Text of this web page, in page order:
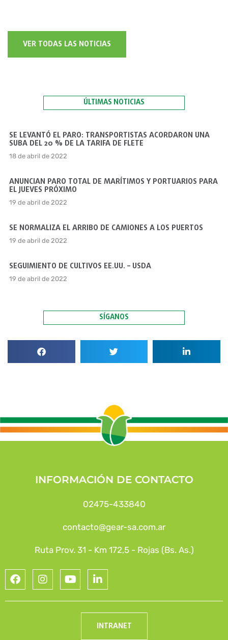
VER TODAS LAS NOTICIAS
ÚLTIMAS NOTICIAS
SE LEVANTÓ EL PARO: TRANSPORTISTAS ACORDARON UNA
SUBA DEL 20 % DE LA TARIFA DE FLETE
18 de abril de 2022
ANUNCIAN PARO TOTAL DE MARÍTIMOS Y PORTUARIOS PARA
EL JUEVES PRÓXIMO
19 de abril de 2022
SE NORMALIZA EL ARRIBO DE CAMIONES A LOS PUERTOS
19 de abril de 2022
SEGUIMIENTO DE CULTIVOS EE.UU. – USDA
19 de abril de 2022
SÍGANOS
INFORMACIÓN DE CONTACTO
02475-433840
contacto@gear-sa.com.ar
Ruta Prov. 31 - Km 172,5 - Rojas (Bs. As.)
INTRANET